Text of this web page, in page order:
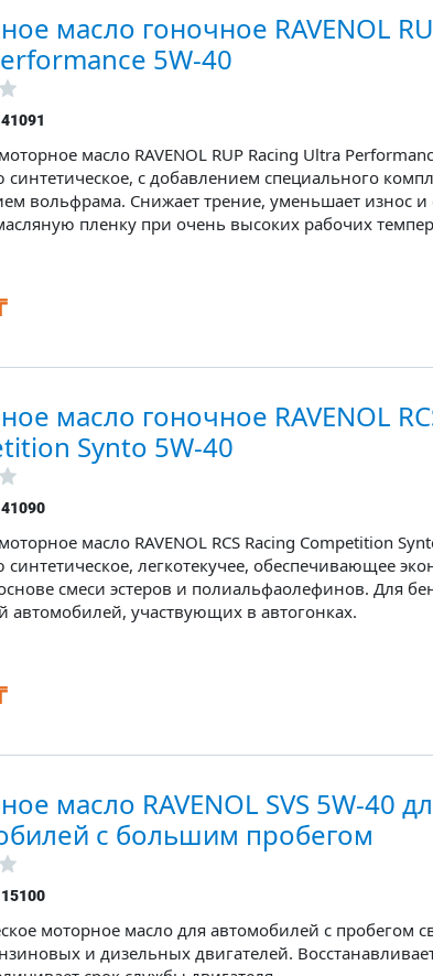
масло гоночное RAVENOL
5W-40
масло RAVENOL RUP Racing Ultra
синтетическое, с добавлением специального
вольфрама. Снижает трение, уменьшает износ и
пленку при очень высоких рабочих
масло гоночное RAVENOL
Synto 5W-40
масло RAVENOL RCS Racing Competition
синтетическое, легкотекучее, обеспечивающее
смеси эстеров и полиальфаолефинов. Для
автомобилей, участвующих в автогонках.
масло RAVENOL SVS 5W-40
с большим пробегом
моторное масло для автомобилей с пробегом
и дизельных двигателей.